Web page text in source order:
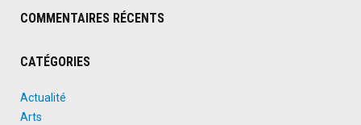
COMMENTAIRES RÉCENTS
CATÉGORIES
Actualité
Arts